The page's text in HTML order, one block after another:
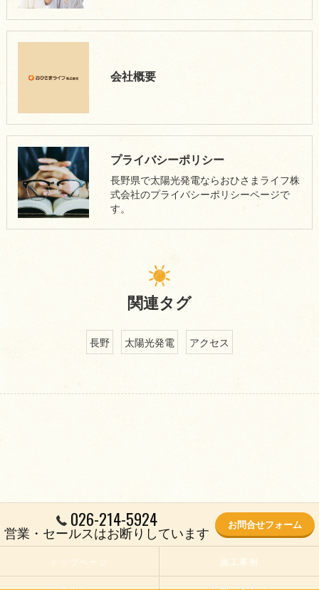
会社概要
プライバシーポリシー
長野県で太陽光発電ならおひさまライフ株
式会社のプライバシーポリシーページで
す。
関連タグ
長野 太陽光発電 アクセス
026-214-5924
営業・セールスはお断りしています お問合せフォーム
トップページ 施工事例